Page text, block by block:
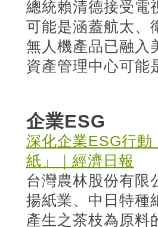
總統賴清德接受電
可能是涵蓋航太、
無人機產品已融入
資產管理中心可能
企業ESG
深化企業ESG行
紙」｜經濟日報
台灣農林股份有限
揚紙業、中日特種
產生之茶枝為原料